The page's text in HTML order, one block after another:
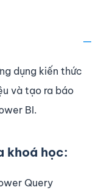
dụng kiến thức
và tạo ra báo
BI.
khoá học:
Query